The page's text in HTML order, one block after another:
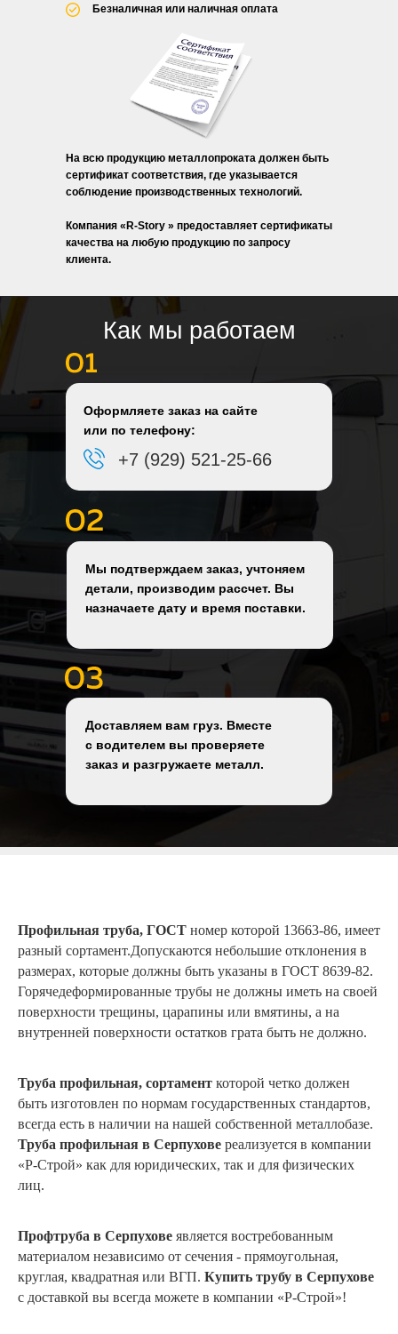
На всю продукцию металлопроката должен быть
сертификат соответствия, где указывается
соблюдение производственных технологий.
Компания «R-Story » предоставляет сертификаты
качества на любую продукцию по запросу
клиента.
Безналичная или наличная оплата
Как мы работаем
Оформляете заказ на сайте
или по телефону:
+7 (929) 521-25-66
Мы подтверждаем заказ, учтоняем
детали, производим рассчет. Вы
назначаете дату и время поставки.
Доставляем вам груз. Вместе
с водителем вы проверяете
заказ и разгружаете металл.
Профильная труба, ГОСТ номер которой 13663-86, имеет
разный сортамент.Допускаются небольшие отклонения в
размерах, которые должны быть указаны в ГОСТ 8639-82.
Горячедеформированные трубы не должны иметь на своей
поверхности трещины, царапины или вмятины, а на
внутренней поверхности остатков грата быть не должно.
Труба профильная, сортамент которой четко должен
быть изготовлен по нормам государственных стандартов,
всегда есть в наличии на нашей собственной металлобазе.
Труба профильная в Серпухове реализуется в компании
«Р-Строй» как для юридических, так и для физических
лиц.
Профтруба в Серпухове является востребованным
материалом независимо от сечения - прямоугольная,
круглая, квадратная или ВГП. Купить трубу в Серпухове
с доставкой вы всегда можете в компании «Р-Строй»!